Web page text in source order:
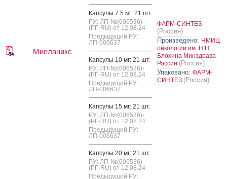
Миеланикс
Кап­су­лы 7.5 мг: 21 шт.
РУ: ЛП-№(006536)-
(РГ-RU) от 12.08.24
Предыдущий РУ:
ЛП-006637
Кап­су­лы 10 мг: 21 шт.
РУ: ЛП-№(006536)-
(РГ-RU) от 12.08.24
Предыдущий РУ:
ЛП-006637
Кап­су­лы 15 мг: 21 шт.
РУ: ЛП-№(006536)-
(РГ-RU) от 12.08.24
Предыдущий РУ:
ЛП-006637
Кап­су­лы 20 мг: 21 шт.
РУ: ЛП-№(006536)-
(РГ-RU) от 12.08.24
Предыдущий РУ:
ФАРМ-СИНТЕЗ
(Россия)
Произведено: НМИЦ
онкологии им. Н.Н.
Блохина Минздрава
России (Россия)
Упаковано: ФАРМ-
СИНТЕЗ (Россия)